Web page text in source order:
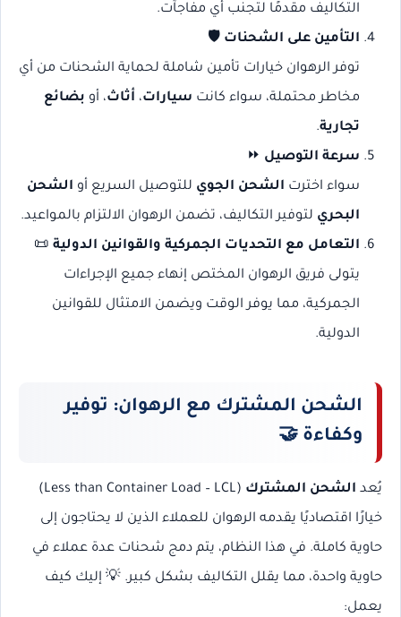
التكاليف مقدمًا لتجنب أي مفاجآت.
التأمين على الشحنات 🛡️
توفر الرهوان خيارات تأمين شاملة لحماية الشحنات من أي
مخاطر محتملة، سواء كانت سيارات، أثاث، أو بضائع
تجارية.
سرعة التوصيل ⏩
سواء اخترت الشحن الجوي للتوصيل السريع أو الشحن
البحري لتوفير التكاليف، تضمن الرهوان الالتزام بالمواعيد.
التعامل مع التحديات الجمركية والقوانين الدولية📜
يتولى فريق الرهوان المختص إنهاء جميع الإجراءات
الجمركية، مما يوفر الوقت ويضمن الامتثال للقوانين
الدولية.
الشحن المشترك مع الرهوان: توفير
وكفاءة 🤝
يُعد الشحن المشترك
(Less than Container Load – LCL)
خيارًا اقتصاديًا يقدمه الرهوان للعملاء الذين لا يحتاجون إلى
حاوية كاملة. في هذا النظام، يتم دمج شحنات عدة عملاء في
حاوية واحدة، مما يقلل التكاليف بشكل كبير. 💡 إليك كيف
يعمل: